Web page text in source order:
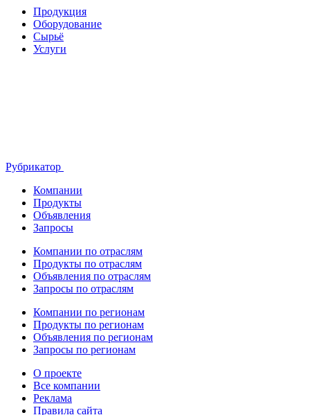
Продукция
Оборудование
Сырьё
Услуги
Рубрикатор
Компании
Продукты
Объявления
Запросы
Компании по отраслям
Продукты по отраслям
Объявления по отраслям
Запросы по отраслям
Компании по регионам
Продукты по регионам
Объявления по регионам
Запросы по регионам
О проекте
Все компании
Реклама
Правила сайта